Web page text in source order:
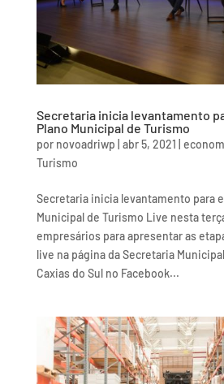
Secretaria inicia levantamento
Plano Municipal de Turismo
por novoadriwp abr 5, 2021
Turismo
Secretaria inicia levantamento para
Municipal de Turismo Live nesta
empresários para apresentar as
live na página da Secretaria
Caxias do Sul no Facebook...